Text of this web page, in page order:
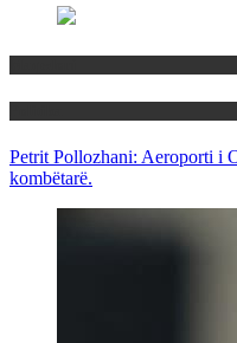
Petrit Pollozhani: Aeroporti i
kombëtarë.